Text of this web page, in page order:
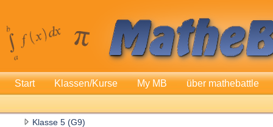
Start Klassen/Kurse My MB über mathebattle
Klasse 5 (G9)